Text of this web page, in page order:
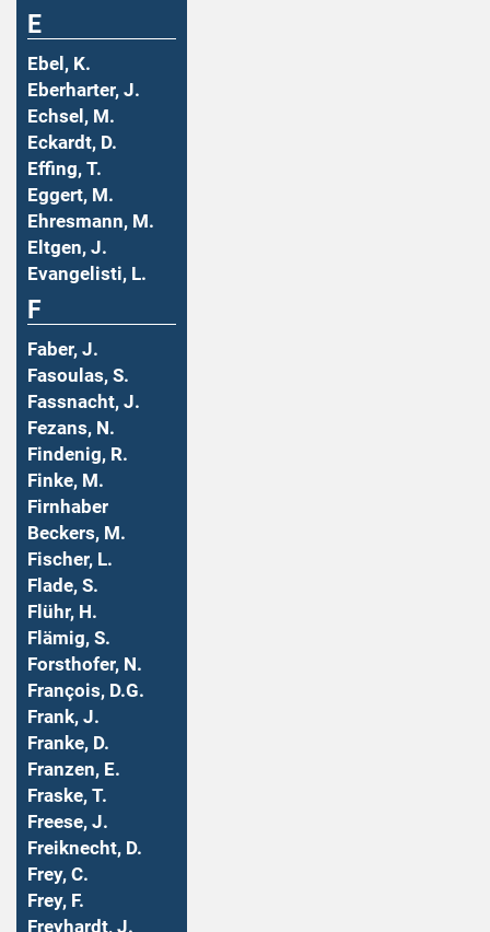
E
Ebel, K.
Eberharter, J.
Echsel, M.
Eckardt, D.
Effing, T.
Eggert, M.
Ehresmann, M.
Eltgen, J.
Evangelisti, L.
F
Faber, J.
Fasoulas, S.
Fassnacht, J.
Fezans, N.
Findenig, R.
Finke, M.
Firnhaber
Beckers, M.
Fischer, L.
Flade, S.
Flühr, H.
Flämig, S.
Forsthofer, N.
François, D.G.
Frank, J.
Franke, D.
Franzen, E.
Fraske, T.
Freese, J.
Freiknecht, D.
Frey, C.
Frey, F.
Freyhardt, J.